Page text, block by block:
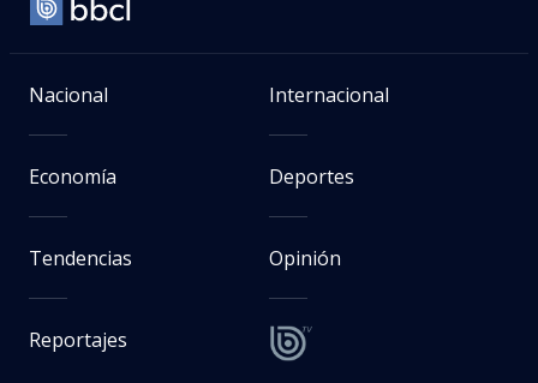
Nacional Internacional
Economía Deportes
Tendencias Opinión
Reportajes